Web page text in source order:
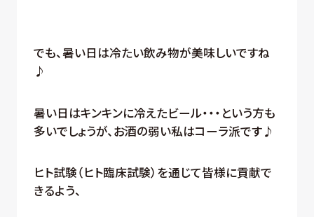
でも、暑い日は冷たい飲み物が美味しいですね
♪
暑い日はキンキンに冷えたビール・・・という方も
多いでしょうが、お酒の弱い私はコーラ派です♪
ヒト試験（ヒト臨床試験）を通じて皆様に貢献で
きるよう、